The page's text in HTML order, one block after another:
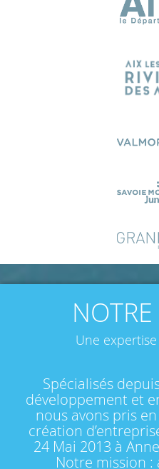
Une
Spécialisés
développement et
nous avons pris
création
24 Mai 2013 à
Notre mission